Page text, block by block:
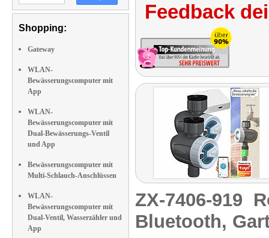
Shopping:
Gateway
WLAN-
Bewässerungscomputer mit
App
WLAN-
Bewässerungscomputer mit
Dual-Bewässerungs-Ventil
und App
Bewässerungscomputer mit
Multi-Schlauch-Anschlüssen
WLAN-
Bewässerungscomputer mit
Dual-Ventil, Wasserzähler und
App
Feedback
ZX-7406-919
Bluetooth,